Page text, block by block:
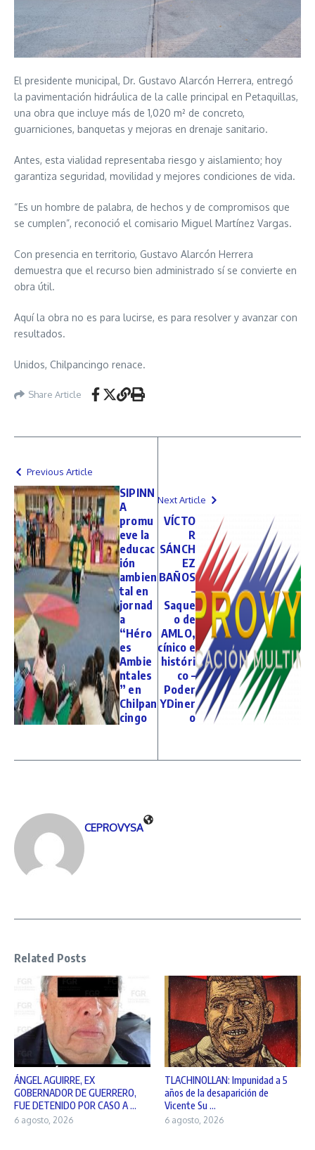
El presidente municipal, Dr. Gustavo Alarcón Herrera, entregó
la pavimentación hidráulica de la calle principal en Petaquillas,
una obra que incluye más de 1,020 m² de concreto,
guarniciones, banquetas y mejoras en drenaje sanitario.
Antes, esta vialidad representaba riesgo y aislamiento; hoy
garantiza seguridad, movilidad y mejores condiciones de vida.
“Es un hombre de palabra, de hechos y de compromisos que
se cumplen”, reconoció el comisario Miguel Martínez Vargas.
Con presencia en territorio, Gustavo Alarcón Herrera
demuestra que el recurso bien administrado sí se convierte en
obra útil.
Aquí la obra no es para lucirse, es para resolver y avanzar con
resultados.
Unidos, Chilpancingo renace.
Share Article
Previous Article
SIPINN
A
promu
eve la
educac
ión
ambien
tal en
jornad
a
“Héro
es
Ambie
ntales
” en
Chilpan
cingo
Next Article
VÍCTO
R
SÁNCH
EZ
BAÑOS
–
Saque
o de
AMLO,
cínico e
históri
co –
Poder
YDiner
o
CEPROVYSA
Related Posts
ÁNGEL AGUIRRE, EX
GOBERNADOR DE GUERRERO,
FUE DETENIDO POR CASO A ...
6 agosto, 2026
TLACHINOLLAN: Impunidad a 5
años de la desaparición de
Vicente Su ...
6 agosto, 2026